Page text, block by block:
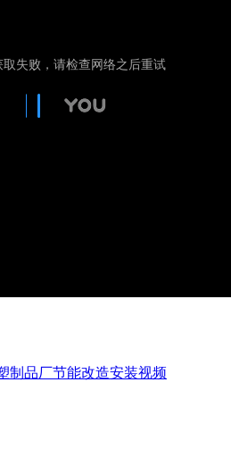
制品厂节能改造安装视频